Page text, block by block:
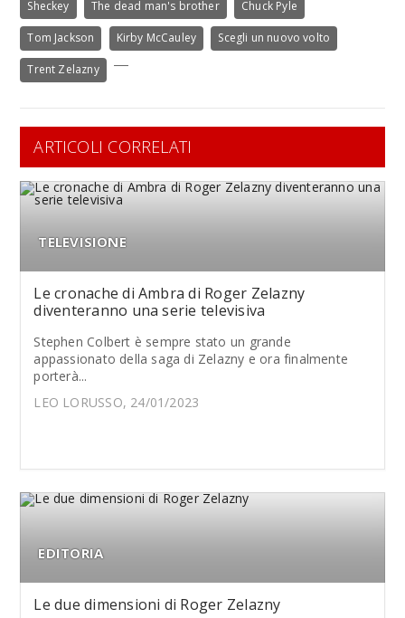
Sheckey The dead man's brother Chuck Pyle
Tom Jackson Kirby McCauley Scegli un nuovo volto
Trent Zelazny
ARTICOLI CORRELATI
TELEVISIONE
Le cronache di Ambra di Roger Zelazny
diventeranno una serie televisiva
Stephen Colbert è sempre stato un grande
appassionato della saga di Zelazny e ora finalmente
porterà...
LEO LORUSSO, 24/01/2023
EDITORIA
Le due dimensioni di Roger Zelazny